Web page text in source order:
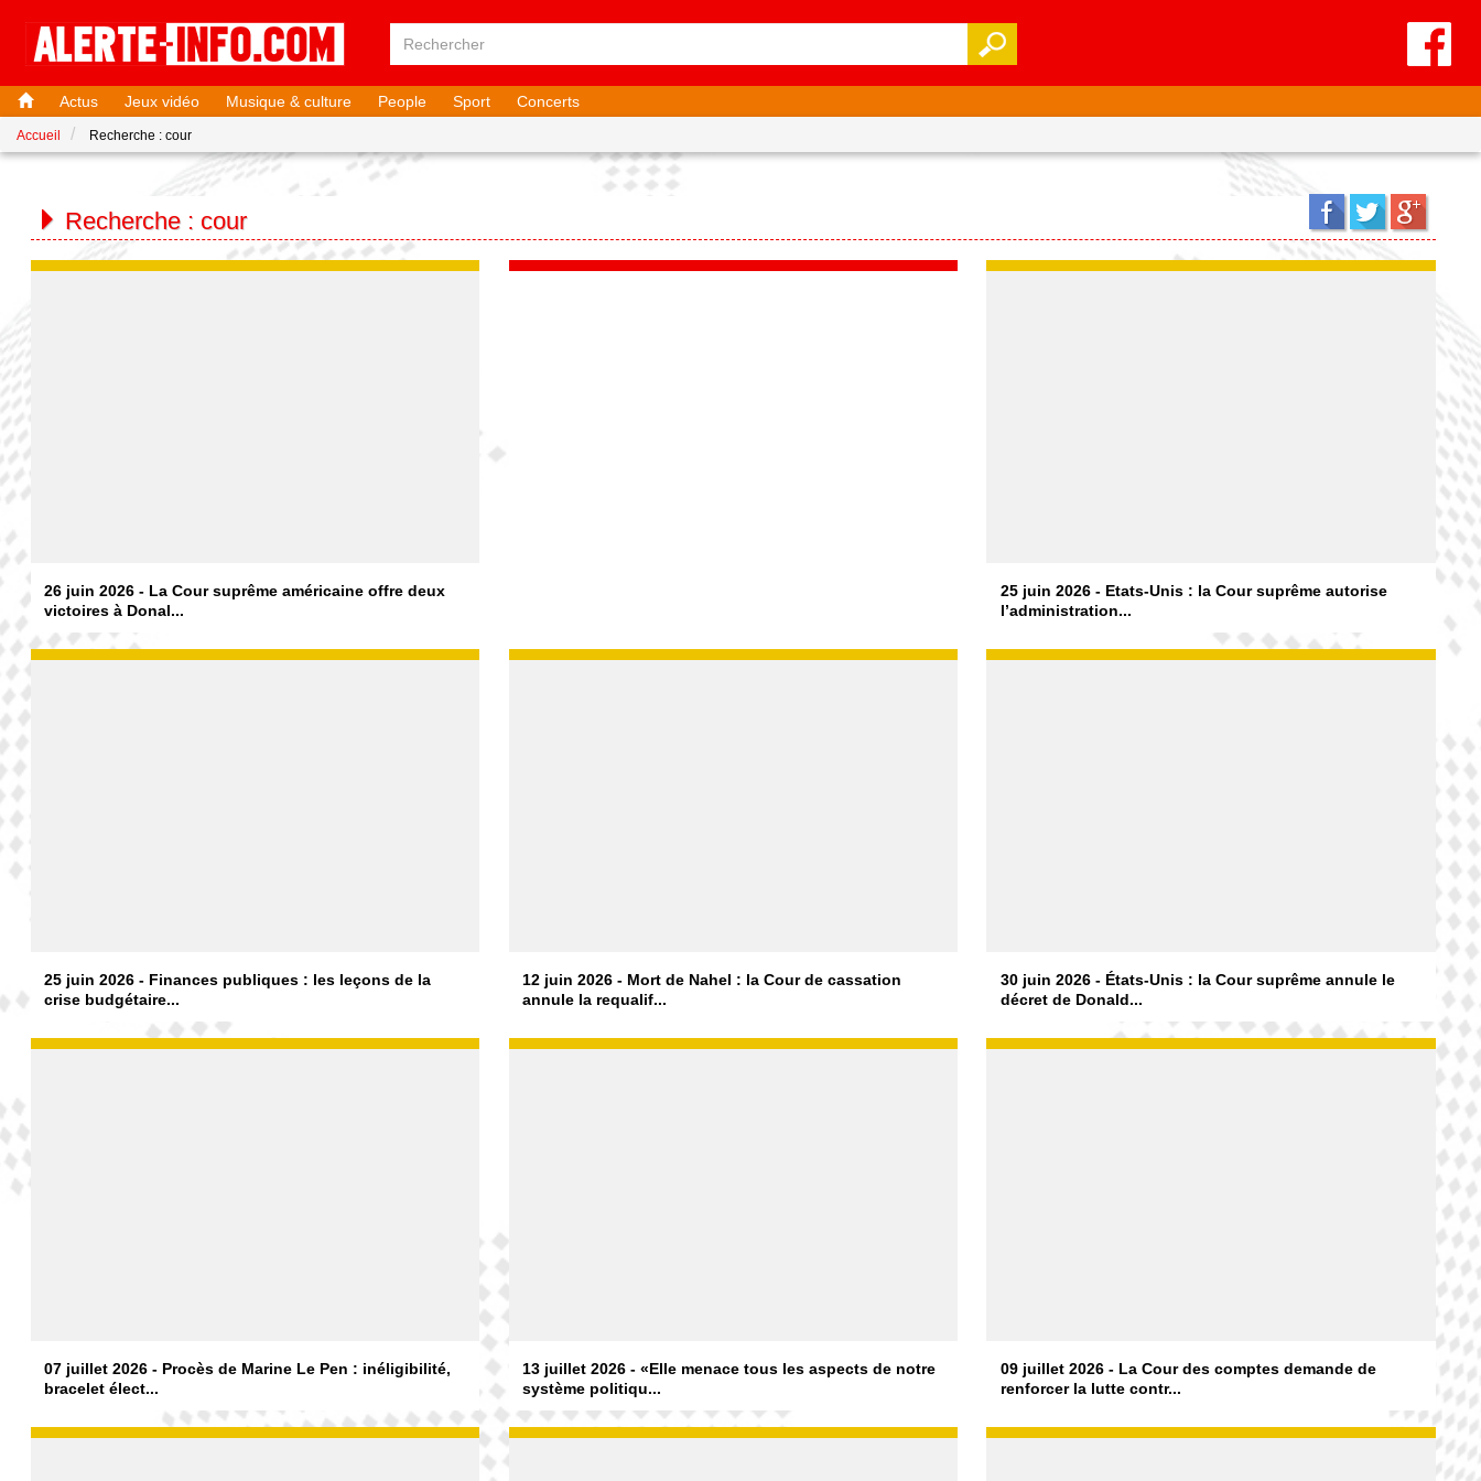
Actus Jeux vidéo Musique & culture People Sport Concerts
Accueil Recherche : cour
Recherche : cour
26 juin 2026 - La Cour suprême américaine offre deux
victoires à Donal...
25 juin 2026 - Etats-Unis : la Cour suprême autorise
l’administration...
25 juin 2026 - Finances publiques : les leçons de la
crise budgétaire...
12 juin 2026 - Mort de Nahel : la Cour de cassation
annule la requalif...
30 juin 2026 - États-Unis : la Cour suprême annule le
décret de Donald...
07 juillet 2026 - Procès de Marine Le Pen : inéligibilité,
bracelet élect...
13 juillet 2026 - «Elle menace tous les aspects de notre
système politiqu...
09 juillet 2026 - La Cour des comptes demande de
renforcer la lutte contr...